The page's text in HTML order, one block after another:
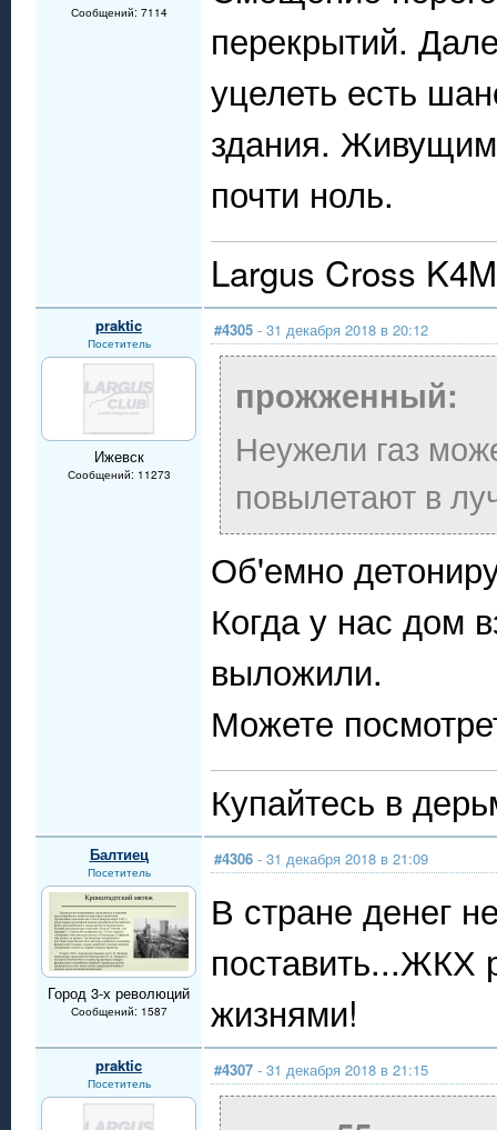
Сообщений: 7114
перекрытий.
уцелеть есть
здания.
почти ноль.
Largus Cross
praktic
Посетитель
Ижевск
Сообщений: 11273
#4305 - 31 декабря 2018 в 20:12
прожженный:
Неужели газ
повылетают в
Об'емно
Когда у нас дом
выложили.
Можете
Купайтесь в
Балтиец
Посетитель
Город 3-х революций
Сообщений: 1587
#4306 - 31 декабря 2018 в 21:09
В стране денег
поставить...ЖКХ
жизнями!
praktic
Посетитель
#4307 - 31 декабря 2018 в 21:15